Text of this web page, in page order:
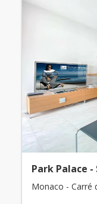
Park Palace -
Monaco - Carré